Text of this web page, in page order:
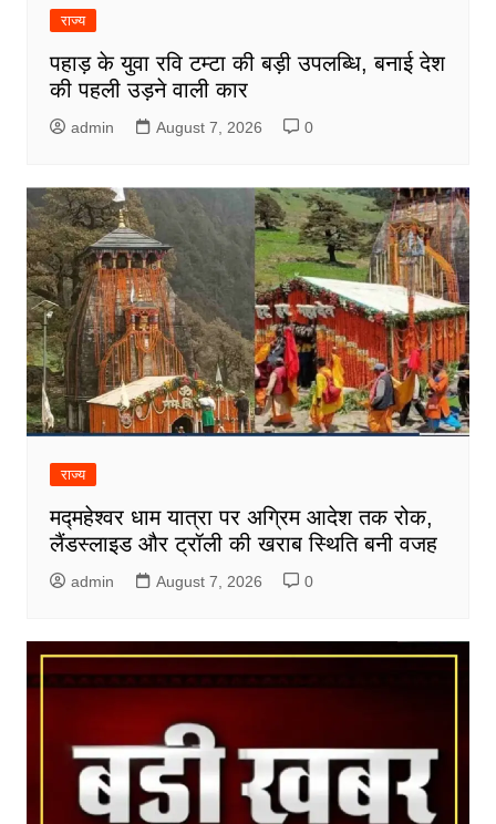
राज्य
पहाड़ के युवा रवि टम्टा की बड़ी उपलब्धि, बनाई देश
की पहली उड़ने वाली कार
admin August 7, 2026 0
राज्य
मद्महेश्वर धाम यात्रा पर अग्रिम आदेश तक रोक,
लैंडस्लाइड और ट्रॉली की खराब स्थिति बनी वजह
admin August 7, 2026 0